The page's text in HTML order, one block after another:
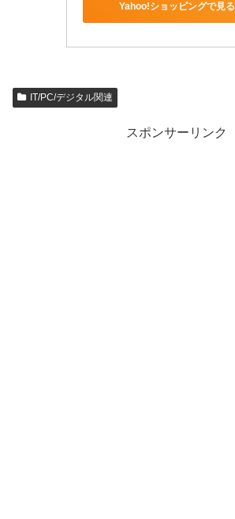
Yahoo!ショッピングで見る
IT/PC/デジタル関連
スポンサーリンク